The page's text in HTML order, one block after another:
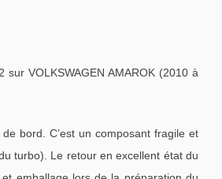
VOLKSWAGEN AMAROK (2010 à
bord. C’est un composant fragile et
turbo). Le retour en excellent état du